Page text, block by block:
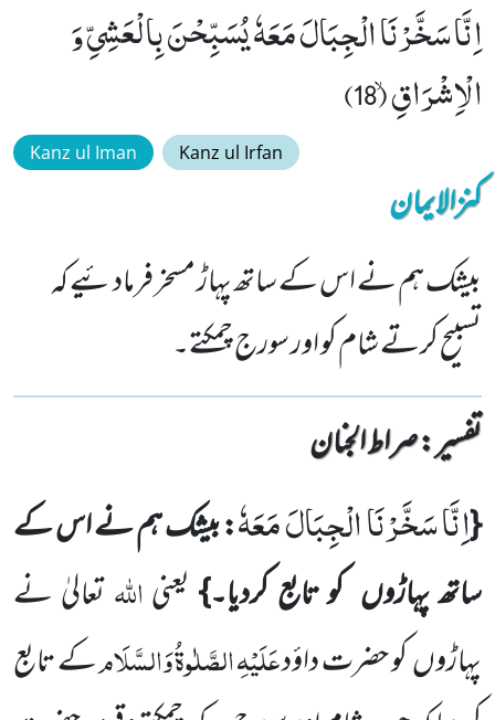
اِنَّا سَخَّرْنَا الْجِبَالَ مَعَهٗ یُسَبِّحْنَ بِالْعَشِیِّ وَ
الْاِشْرَاقِۙ (18)
Kanz ul Iman Kanz ul Irfan
کنزالایمان
بیشک ہم نے اس کے ساتھ پہاڑ مسخر فرمادئیے کہ
تسبیح کرتے شام کو اور سورج چمکتے۔
تفسیر : ‎صراط الجنان
{اِنَّا سَخَّرْنَا الْجِبَالَ مَعَهٗ: بیشک ہم نے اس کے
ساتھ پہاڑوں کو تابع کردیا۔} یعنیاللہتعالیٰ نے
پہاڑوںکو حضرت داؤدعَلَیْہِالصَّلٰوۃُوَالسَّلَامکے تابع